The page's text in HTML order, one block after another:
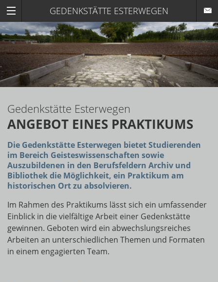
GEDENKSTÄTTE ESTERWEGEN
Gedenkstätte Esterwegen
ANGEBOT EINES PRAKTIKUMS
Die Gedenkstätte Esterwegen bietet Studierenden
im Bereich Geisteswissenschaften sowie
Auszubildenen in den Berufsfeldern Archiv und
Bibliothek die Möglichkeit, ein Praktikum am
historischen Ort zu absolvieren.
Im Rahmen des Praktikums lässt sich ein umfassender
Einblick in die vielfältige Arbeit einer Gedenkstätte
gewinnen. Geboten wird ein abwechslungsreiches
Arbeiten an unterschiedlichen Themen und Formaten
in einem engagierten Team.